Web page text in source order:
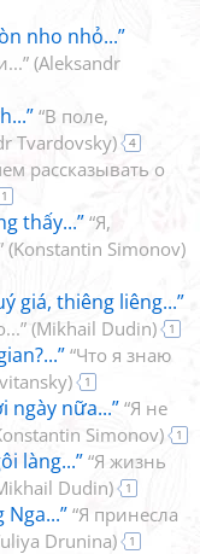
nho nhỏ...”
(Aleksandr
“В поле,
Tvardovsky) 4
рассказывать о
1
thấy...” “Я,
(Konstantin Simonov)
giá, thiêng liêng...”
(Mikhail Dudin) 1
“Что я знаю
) 1
ngày nữa...” “Я не
Simonov) 1
làng...” “Я жизнь
Dudin) 1
“Я принесла
Drunina) 1